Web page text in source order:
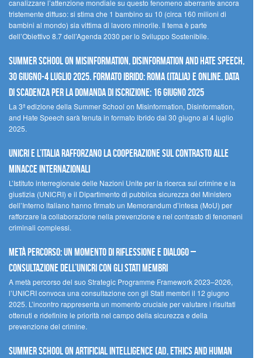
canalizzare l’attenzione mondiale su questo fenomeno aberrante ancora
tristemente diffuso: si stima che 1 bambino su 10 (circa 160 milioni di
bambini al mondo) sia vittima di lavoro minorile. Il tema è parte
dell’Obiettivo 8.7 dell’Agenda 2030 per lo Sviluppo Sostenibile.
Summer School on Misinformation, Disinformation and Hate Speech,
30 giugno-4 luglio 2025. Formato ibrido: Roma (Italia) e online. Data
di scadenza per la domanda di iscrizione: 16 giugno 2025
La 3ª edizione della Summer School on Misinformation, Disinformation,
and Hate Speech sarà tenuta in formato ibrido dal 30 giugno al 4 luglio
2025.
UNICRI e l’Italia rafforzano la cooperazione sul contrasto alle
minacce internazionali
L’Istituto interregionale delle Nazioni Unite per la ricerca sul crimine e la
giustizia (UNICRI) e il Dipartimento di pubblica sicurezza del Ministero
dell’Interno italiano hanno firmato un Memorandum d’intesa (MoU) per
rafforzare la collaborazione nella prevenzione e nel contrasto di fenomeni
criminali complessi.
Metà percorso: un momento di riflessione e dialogo –
Consultazione dell’UNICRI con gli Stati membri
A metà percorso del suo Strategic Programme Framework 2023–2026,
l’UNICRI convoca una consultazione con gli Stati membri il 12 giugno
2025. L’incontro rappresenta un momento cruciale per valutare i risultati
ottenuti e ridefinire le priorità nel campo della sicurezza e della
prevenzione del crimine.
Summer School on Artificial Intelligence (AI), Ethics and Human